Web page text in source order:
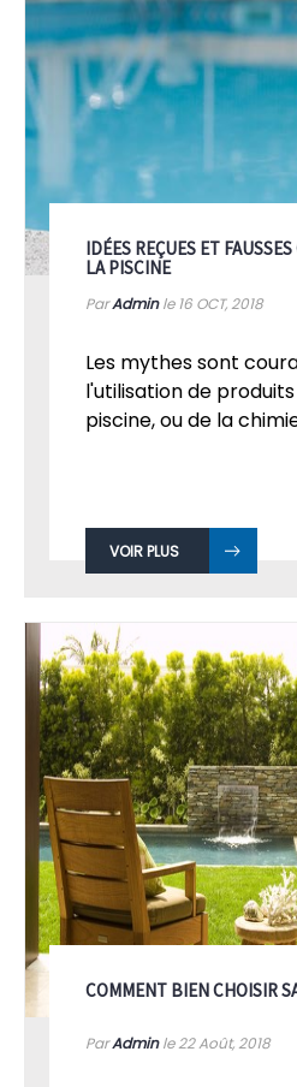
IDÉES REÇUES ET
LA PISCINE
ParAdminle 16 OCT, 2018
Les mythes sont
l'utilisation de
piscine, ou de la
VOIR PLUS
COMMENT BIEN CHOISIR
ParAdminle 22Août, 2018